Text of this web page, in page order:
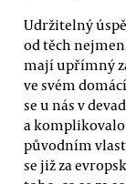
Udržitelný
od těch
mají upřímný
ve svém
se u nás v
a
původním
se již za